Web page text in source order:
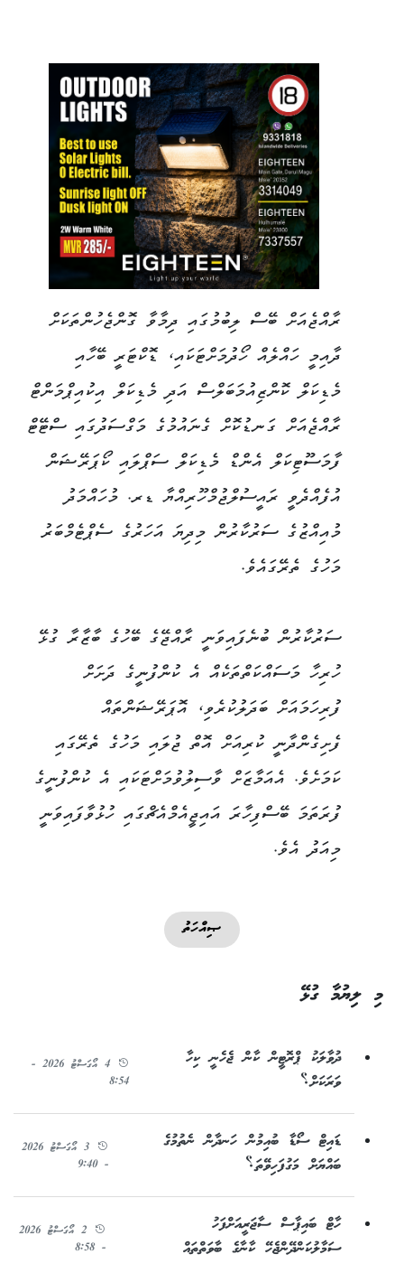
ރާއްޖެއަށް ބޭސް ލިބުމުގައި ދިމާވާ ގޮންޖެހުންތަކަށް
ދާއިމީ ހައްލެއް ހޯދުމަށްޓަކައި، ޑޮކްޓަރީ ބޭހާއި
މެޑިކަލް ކޮންޒިއުމަބަލްސް އަދި މެޑިކަލް އިކުއިޕްމަންޓް
ރާއްޖެއަށް ގަނޑުކޮށް ގެނައުމުގެ މަގްސަދުގައި ސްޓޭޓް
ފާމަސޫޓިކަލް އެންޑް މެޑިކަލް ސަޕްލައި ކޯޕަރޭޝަން
އުފެއްދެވީ ރައީސުލްޖުމްހޫރިއްޔާ ޑރ. މުހައްމަދު
މުއިއްޒުގެ ސަރުކާރުން މިދިޔަ އަހަރުގެ ސެޕްޓެމްބަރު
މަހުގެ ތެރޭގައެވެ.
ސަރުކާރުން ބުނެފައިވަނީ ރާއްޖޭގެ ބޭހުގެ ބާޒާރާ ގުޅޭ
ހުރިހާ މަސައްކަތްތަކެއް އެ ކުންފުނީގެ ދަށަށް
ފުރިހަމައަށް ބަދަލުކުރެވި، އޮޕަރޭޝަންތައް
ފެށިގެންދާނީ ކުރިއަށް އޮތް ޖުލައި މަހުގެ ތެރޭގައި
ކަމަށެވެ. އެއަމާޒަށް ވާސިލުވުމަށްޓަކައި އެ ކުންފުނީގެ
ފުރަތަމަ ބޭސްފިހާރަ އައިޖީއެމްއެޗްގައި ހުޅުވާފައިވަނީ
މިއަދު އެވެ.
ޞިއްހަތު
މި ލިޔުމާ ގުޅޭ
ދުވާލަކު ޕްރޮޓީން ކާން ޖެހެނީ ކިހާ
ވަރަކަށް؟
4 އޯގަސްޓު 2026 -
8:54
ޑައިޓް ސޯޑާ ބުއިމުން ހަނދާން ނެތުމުގެ
ބައްޔަށް މަގުފަހިވޭތަ؟
3 އޯގަސްޓު 2026
- 9:40
ހާޓް ބައިޕާސް ސާޖަރީއަށްފަހު
ސަމާލުކަންދޭންޖެހޭ ކާނާގެ ބާވަތްތައް
2 އޯގަސްޓު 2026
- 8:58